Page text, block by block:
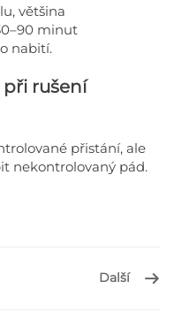
většina
minut
nabití.
rušení
přistání, ale
nekontrolovaný pád.
Další